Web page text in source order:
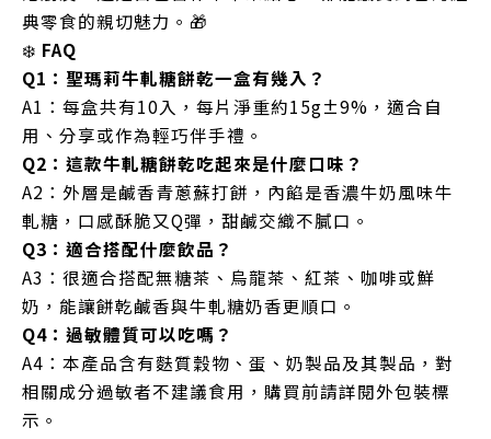
典零食的親切魅力。🎁
❄️ FAQ
Q1：聖瑪莉牛軋糖餅乾一盒有幾入？
A1：每盒共有10入，每片淨重約15g±9%，適合自
用、分享或作為輕巧伴手禮。
Q2：這款牛軋糖餅乾吃起來是什麼口味？
A2：外層是鹹香青蔥蘇打餅，內餡是香濃牛奶風味牛
軋糖，口感酥脆又Q彈，甜鹹交織不膩口。
Q3：適合搭配什麼飲品？
A3：很適合搭配無糖茶、烏龍茶、紅茶、咖啡或鮮
奶，能讓餅乾鹹香與牛軋糖奶香更順口。
Q4：過敏體質可以吃嗎？
A4：本產品含有麩質穀物、蛋、奶製品及其製品，對
相關成分過敏者不建議食用，購買前請詳閱外包裝標
示。